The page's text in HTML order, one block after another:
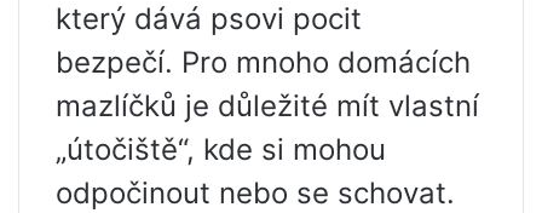
který dává psovi pocit
bezpečí. Pro mnoho domácích
mazlíčků je důležité mít vlastní
„útočiště“, kde si mohou
odpočinout nebo se schovat.